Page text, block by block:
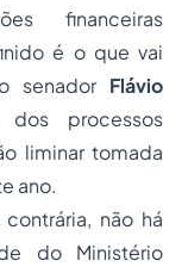
financeiras
é o que vai
senador Flávio
dos processos
liminar tomada
ano.
não há
do Ministério